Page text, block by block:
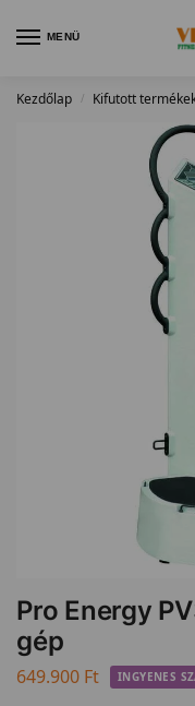
MENÜ
Kezdőlap / Kifutott
Pro Energy
gép
649.900 Ft INGYENES